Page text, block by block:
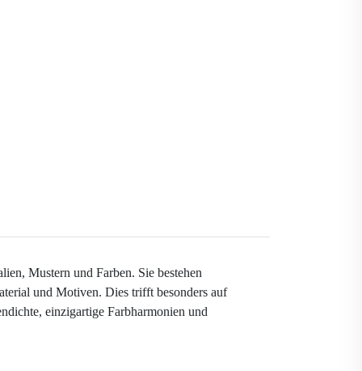
Mustern und Farben. Sie bestehen
und Motiven. Dies trifft besonders auf
einzigartige Farbharmonien und